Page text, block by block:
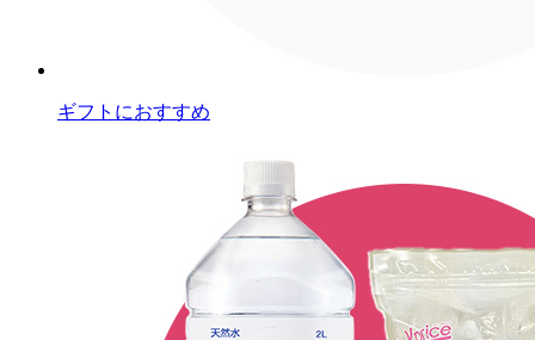
ギフトにおすすめ